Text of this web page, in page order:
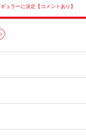
ュラーに決定【コメントあり】